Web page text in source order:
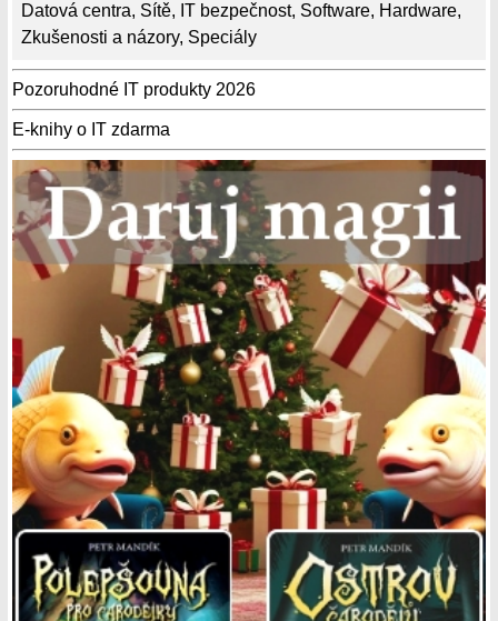
Datová centra, Sítě, IT bezpečnost, Software, Hardware,
Zkušenosti a názory, Speciály
Pozoruhodné IT produkty 2026
E-knihy o IT zdarma